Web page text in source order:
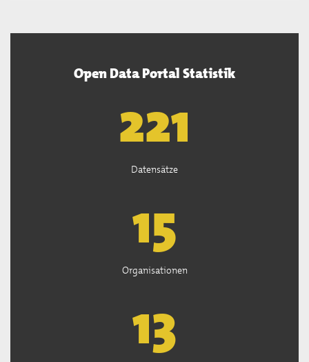
Open Data Portal Statistik
222
Datensätze
15
Organisationen
13